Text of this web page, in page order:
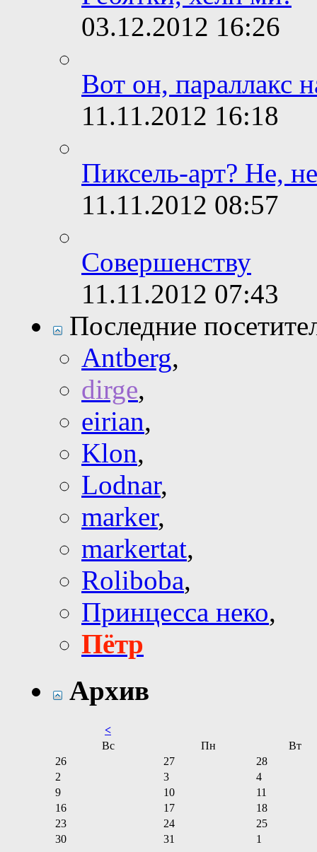
03.12.2012 16:26
Вот он, параллакс
11.11.2012 16:18
Пиксель-арт? Не,
11.11.2012 08:57
Совершенству
11.11.2012 07:43
Последние
Antberg,
dirge,
eirian,
Klon,
Lodnar,
marker,
markertat,
Roliboba,
Принцесса неко,
Пётр
Архив
<
Вс
Пн
Вт
26
27
28
2
3
4
9
10
11
16
17
18
23
24
25
30
31 1